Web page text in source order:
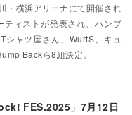
・横浜アリーナにて開催され
ィストが発表され、ハンブ
ャツ屋さん、WurtS、キュ
Backら8組決定。
FES.2025」7月12日